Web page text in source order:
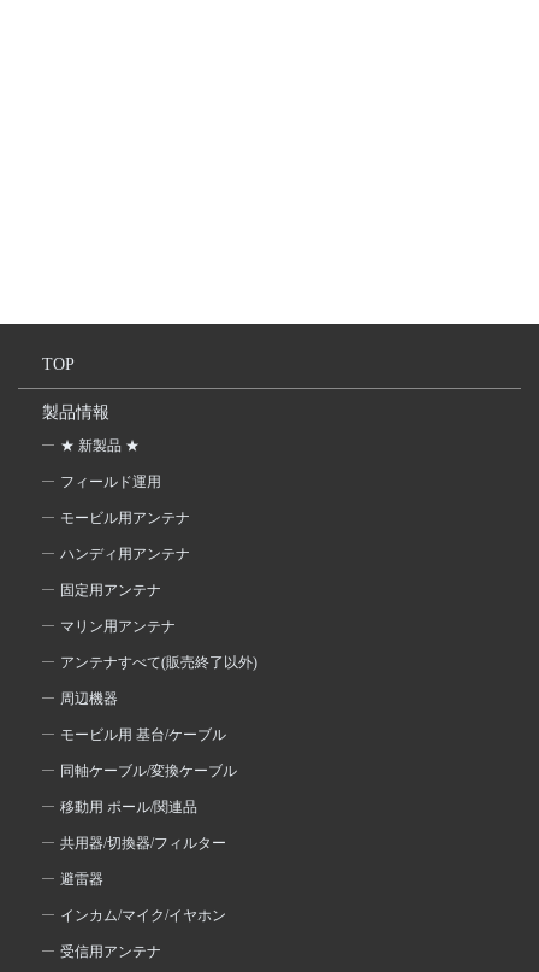
TOP
製品情報
★ 新製品 ★
フィールド運用
モービル用アンテナ
ハンディ用アンテナ
固定用アンテナ
マリン用アンテナ
アンテナすべて(販売終了以外)
周辺機器
モービル用 基台/ケーブル
同軸ケーブル/変換ケーブル
移動用 ポール/関連品
共用器/切換器/フィルター
避雷器
インカム/マイク/イヤホン
受信用アンテナ